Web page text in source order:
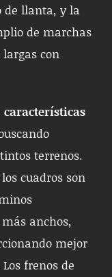
de llanta, y la
de marchas
con
terrenos.
cuadros son
anchos,
mejor
frenos de